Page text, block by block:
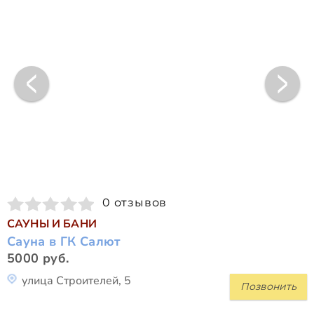
0 отзывов
САУНЫ И БАНИ
Сауна в ГК Салют
5000 руб.
Позвонить
улица Строителей, 5